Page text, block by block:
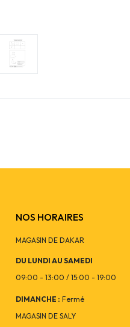
NOS HORAIRES
MAGASIN DE DAKAR
DU LUNDI AU SAMEDI
09:00 - 13:00 / 15:00 - 19:00
DIMANCHE : Fermé
MAGASIN DE SALY